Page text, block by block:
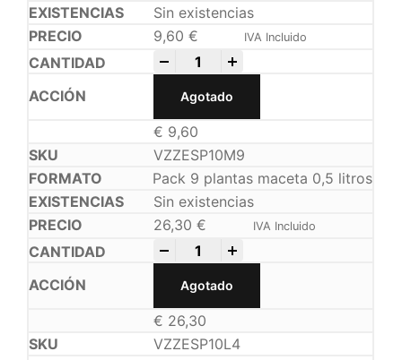
Sin existencias
9,60€ IVA Incluido
Agotado
€ 9,60
VZZESP10M9
Pack 9 plantas maceta 0,5 litros
Sin existencias
26,30€ IVA Incluido
Agotado
€ 26,30
VZZESP10L4